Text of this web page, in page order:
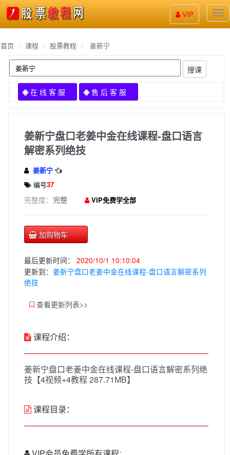
股
票
VIP
首页 课程 股票教程 姜新宁
搜课
在 线 客 服 售 后 客 服
姜新宁盘口老姜中金在线课程-盘口语言
解密系列绝技
姜新宁
编号37
完整度： 完整 VIP免费学全部
加购物车
最后更新时间： 2020/10/1 10:10:04
更新到： 姜新宁盘口老姜中金在线课程-盘口语言解密系列
绝技
查看更新列表>>
课程介绍：
姜新宁盘口老姜中金在线课程-盘口语言解密系列绝
技【4视频+4教程 287.71MB】
课程目录：